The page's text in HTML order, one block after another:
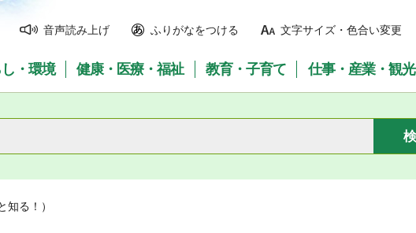
音声読み上げ ふりがなをつける 文字サイズ・色合い変更
・環境 健康・医療・福祉 教育・子育て 仕事・産業・観光
知る！）